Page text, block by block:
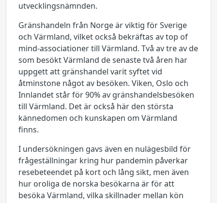
utvecklingsnämnden.
Gränshandeln från Norge är viktig för Sverige
och Värmland, vilket också bekräftas av top of
mind-associationer till Värmland. Två av tre av de
som besökt Värmland de senaste två åren har
uppgett att gränshandel varit syftet vid
åtminstone något av besöken. Viken, Oslo och
Innlandet står för 90% av gränshandelsbesöken
till Värmland. Det är också här den största
kännedomen och kunskapen om Värmland
finns.
I undersökningen gavs även en nulägesbild för
frågeställningar kring hur pandemin påverkar
resebeteendet på kort och lång sikt, men även
hur oroliga de norska besökarna är för att
besöka Värmland, vilka skillnader mellan kön